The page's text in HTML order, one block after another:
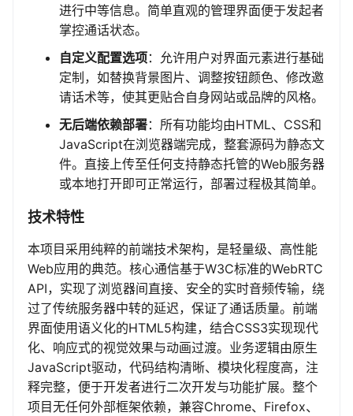
进行中等信息。简单直观的管理界面便于发起者
掌控通话状态。
自定义配置选项：允许用户对界面元素进行基础
定制，如替换背景图片、调整按钮颜色、修改邀
请话术等，使其更贴合自身网站或品牌的风格。
无后端依赖部署：所有功能均由HTML、CSS和
JavaScript在浏览器端完成，整套源码为静态文
件。直接上传至任何支持静态托管的Web服务器
或本地打开即可正常运行，部署过程极其简单。
技术特性
本项目采用纯粹的前端技术架构，是轻量级、高性能
Web应用的典范。核心通信基于W3C标准的WebRTC
API，实现了浏览器间直接、安全的实时音频传输，绕
过了传统服务器中转的延迟，保证了通话质量。前端
界面使用语义化的HTML5构建，结合CSS3实现现代
化、响应式的视觉效果与动画过渡。业务逻辑由原生
JavaScript驱动，代码结构清晰、模块化程度高，注
释完整，便于开发者进行二次开发与功能扩展。整个
项目无任何外部框架依赖，兼容Chrome、Firefox、